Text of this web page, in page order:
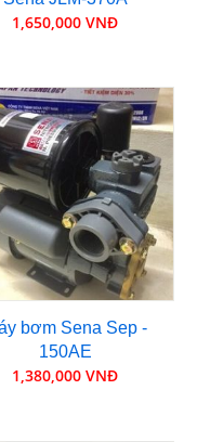
1,650,000 VNĐ
bơm Sena Sep -
150AE
1,380,000 VNĐ